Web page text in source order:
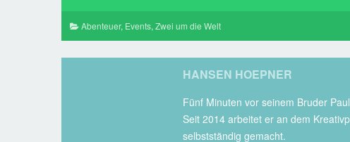
Abenteuer, Events, Zwei um die Welt
HANSEN HOEPNER
Fünf Minuten vor seinem Bruder
Seit 2014 arbeitet er an dem
selbstständig gemacht.